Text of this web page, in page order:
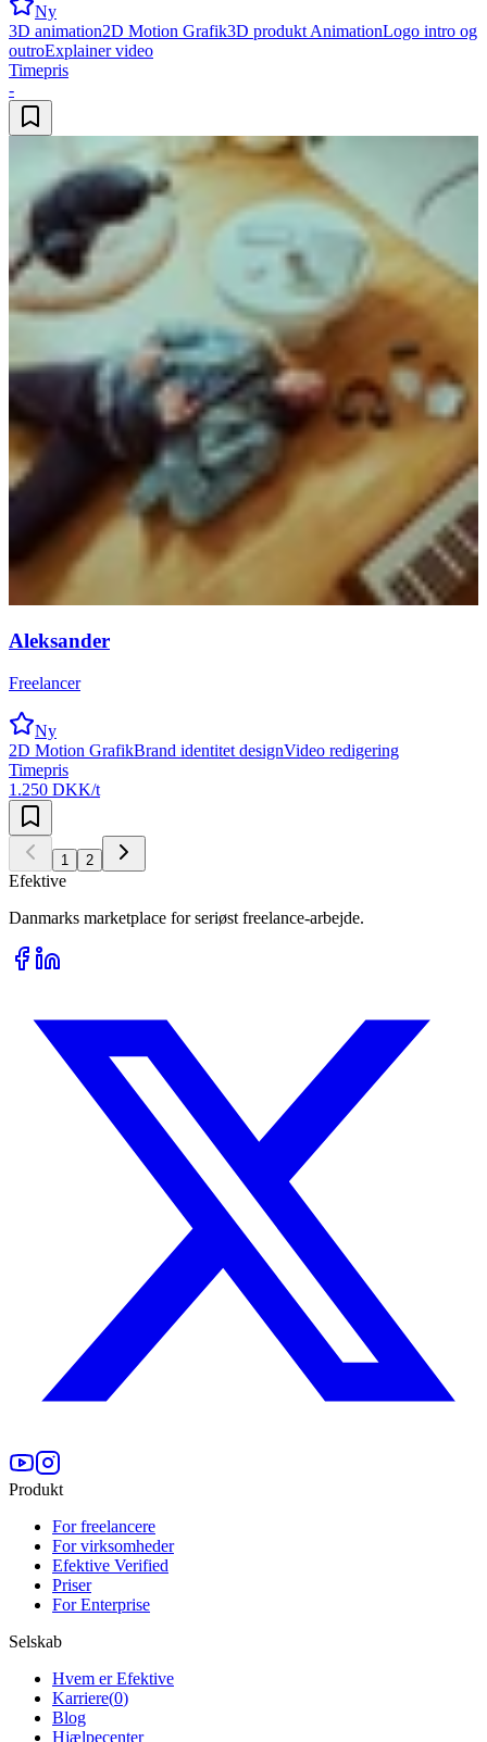
Ny
3D animation2D Motion Grafik3D produkt AnimationLogo intro og
outroExplainer video
Timepris
-
Aleksander
Freelancer
Ny
2D Motion GrafikBrand identitet designVideo redigering
Timepris
1.250 DKK/t
1 2
Efektive
Danmarks marketplace for seriøst freelance-arbejde.
Produkt
For freelancere
For virksomheder
Efektive Verified
Priser
For Enterprise
Selskab
Hvem er Efektive
Karriere(0)
Blog
Hjælpecenter